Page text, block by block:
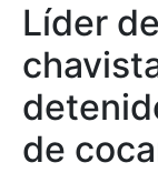
Líder
de